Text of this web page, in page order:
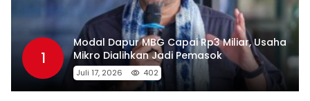
1
Modal Dapur MBG Capai Rp3 Miliar, Usaha
Mikro Dialihkan Jadi Pemasok
Juli 17, 2026 402